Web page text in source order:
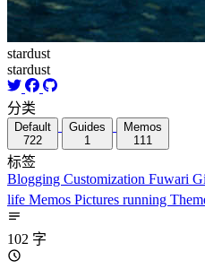
stardust
stardust
分类
Default
722
Guides
1
Memos
111
标签
Blogging Customization Fuwari
life Memos Pictures running
102 字